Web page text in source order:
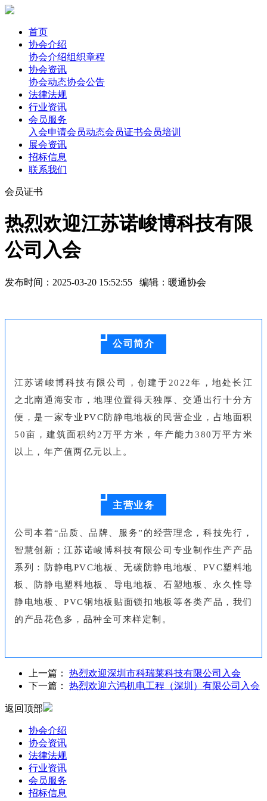
首页
协会介绍
协会介绍组织章程
协会资讯
协会动态协会公告
法律法规
行业资讯
会员服务
入会申请会员动态会员证书会员培训
展会资讯
招标信息
联系我们
会员证书
热烈欢迎江苏诺峻博科技有限
公司入会
发布时间：2025-03-20 15:52:55 编辑：暖通协会
公司简介
江苏诺峻博科技有限公司，创建于2022年，地处长江
之北南通海安市，地理位置得天独厚、交通出行十分方
便，是一家专业PVC防静电地板的民营企业，占地面积
50亩，建筑面积约2万平方米，年产能力380万平方米
以上，年产值两亿元以上。
主营业务
公司本着“品质、品牌、服务”的经营理念，科技先行，
智慧创新；江苏诺峻博科技有限公司专业制作生产产品
系列：防静电PVC地板、无碳防静电地板、PVC塑料地
板、防静电塑料地板、导电地板、石塑地板、永久性导
静电地板、PVC钢地板贴面锁扣地板等各类产品，我们
的产品花色多，品种全可来样定制。
上一篇： 热烈欢迎深圳市科瑞莱科技有限公司入会
下一篇： 热烈欢迎六鸿机电工程（深圳）有限公司入会
返回顶部
协会介绍
协会资讯
法律法规
行业资讯
会员服务
招标信息